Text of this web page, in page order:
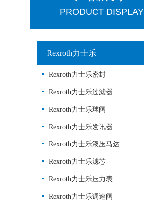
PRODUCT DISPLAY
Rexroth力士乐
Rexroth力士乐密封
Rexroth力士乐过滤器
Rexroth力士乐球阀
Rexroth力士乐发讯器
Rexroth力士乐液压马达
Rexroth力士乐滤芯
Rexroth力士乐压力表
Rexroth力士乐调速阀